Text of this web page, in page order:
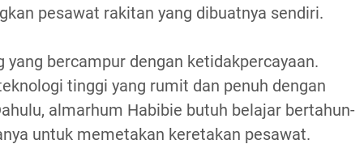
pesawat rakitan yang dibuatnya sendiri.
yang bercampur dengan ketidakpercayaan.
tinggi yang rumit dan penuh dengan
almarhum Habibie butuh belajar bertahun-
untuk memetakan keretakan pesawat.